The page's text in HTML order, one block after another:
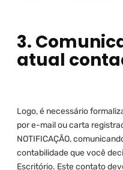
3.
atual
Logo, é necessário
por e-mail ou carta
NOTIFICAÇÃO,
contabilidade que você
Escritório. Este contato